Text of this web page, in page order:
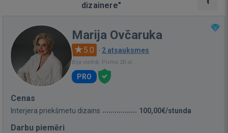
dizainere"
Marija Ovčaruka
5.0 · 2 atsauksmes
Bija vietnē: Pirms 20 st.
PRO
Cenas
Interjera priekšmetu dizains 100,00€/stunda
Darbu piemēri